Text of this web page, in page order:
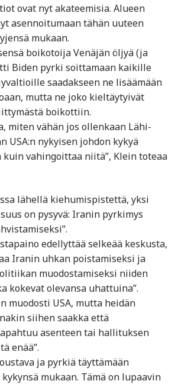
ovat nyt akateemisia. Alueen
asennoitumaan tähän uuteen
mukaan.
boikotoija Venäjän öljyä (ja
Biden pyrki soittamaan kaikille
saadakseen ne lisäämään
mutta ne joko kieltäytyivät
boikottiin.
miten vähän jos ollenkaan Lähi-
USA:n nykyisen johdon kykyä
kuin vahingoittaa niitä”, Klein toteaa
lähellä kiehumispistettä, yksi
on pysyvä: Iranin pyrkimys
edellyttää selkeää keskusta,
Iranin uhkan poistamiseksi ja
muodostamiseksi niiden
kokevat olevansa uhattuina”.
muodosti USA, mutta heidän
siihen saakka että
asenteen tai hallituksen
enää”.
ja pyrkiä täyttämään
mukaan. Tämä on lupaavin